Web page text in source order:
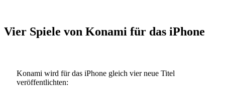
Vier Spiele von Konami für das iPhone
Konami wird für das iPhone gleich vier neue Titel
veröffentlichten: